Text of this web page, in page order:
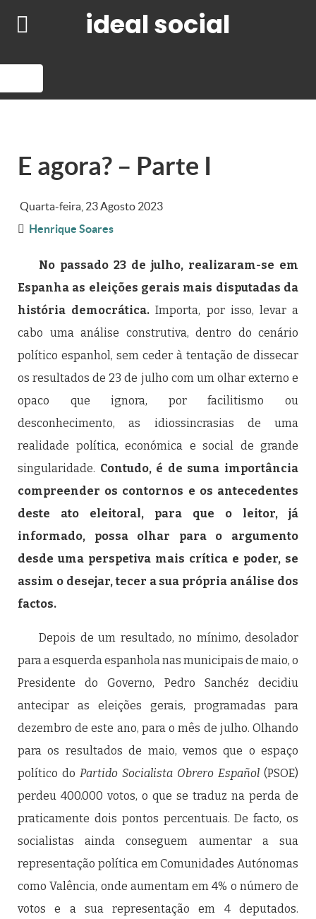
ideal social
E agora? – Parte I
Quarta-feira, 23 Agosto 2023
Henrique Soares
No passado 23 de julho, realizaram-se em
Espanha as eleições gerais mais disputadas da
história democrática. Importa, por isso, levar a
cabo uma análise construtiva, dentro do cenário
político espanhol, sem ceder à tentação de dissecar
os resultados de 23 de julho com um olhar externo e
opaco que ignora, por facilitismo ou
desconhecimento, as idiossincrasias de uma
realidade política, económica e social de grande
singularidade. Contudo, é de suma importância
compreender os contornos e os antecedentes
deste ato eleitoral, para que o leitor, já
informado, possa olhar para o argumento
desde uma perspetiva mais crítica e poder, se
assim o desejar, tecer a sua própria análise dos
factos.
Depois de um resultado, no mínimo, desolador
para a esquerda espanhola nas municipais de maio, o
Presidente do Governo, Pedro Sanchéz decidiu
antecipar as eleições gerais, programadas para
dezembro de este ano, para o mês de julho. Olhando
para os resultados de maio, vemos que o espaço
político do Partido Socialista Obrero Español (PSOE)
perdeu 400.000 votos, o que se traduz na perda de
praticamente dois pontos percentuais. De facto, os
socialistas ainda conseguem aumentar a sua
representação política em Comunidades Autónomas
como Valência, onde aumentam em 4% o número de
votos e a sua representação em 4 deputados.